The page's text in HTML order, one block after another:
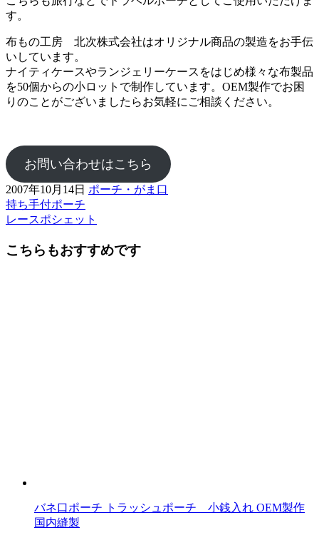
す。
布もの工房 北次株式会社はオリジナル商品の製造をお手伝
いしています。
ナイティケースやランジェリーケースをはじめ様々な布製品
を50個からの小ロットで制作しています。OEM製作でお困
りのことがございましたらお気軽にご相談ください。
お問い合わせはこちら
2007年10月14日 ポーチ・がま口
前
後
の
持ち手付ポーチ
レースポシェット
こちらもおすすめです
バネ口ポーチ トラッシュポーチ 小銭入れ OEM製作
国内縫製